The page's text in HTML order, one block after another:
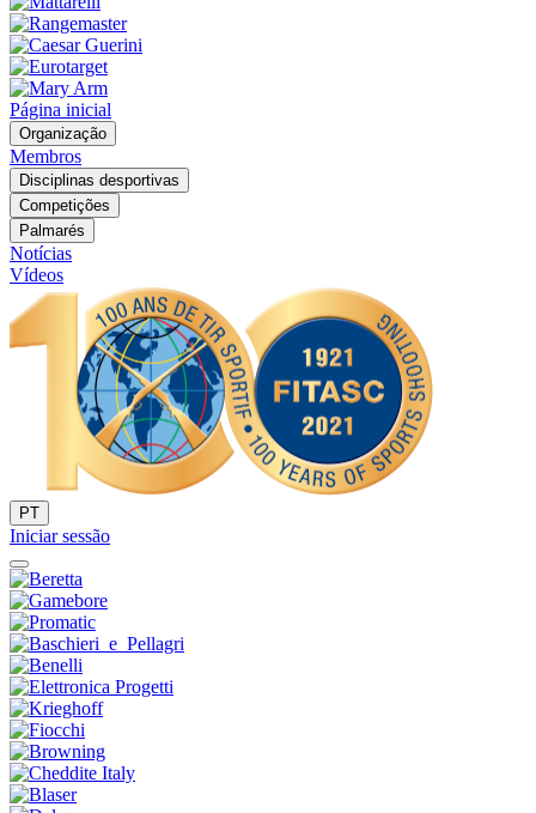
Página inicial
Organização
Membros
Disciplinas desportivas
Competições
Palmarés
Notícias
Vídeos
PT
Iniciar sessão